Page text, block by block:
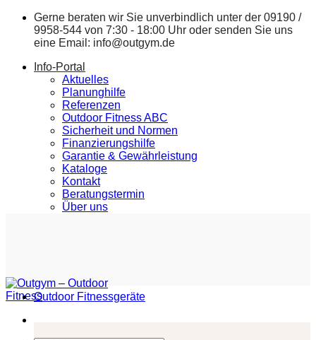
Zum
springen
Gerne beraten wir Sie unverbindlich unter der 09190 /
9958-544 von 7:30 - 18:00 Uhr oder senden Sie uns
eine Email: info@outgym.de
Info-Portal
Aktuelles
Planunghilfe
Referenzen
Outdoor Fitness ABC
Sicherheit und Normen
Finanzierungshilfe
Garantie & Gewährleistung
Kataloge
Kontakt
Beratungstermin
Über uns
Outdoor Fitnessgeräte